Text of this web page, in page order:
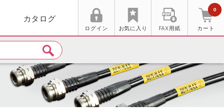
カタログ
ログイン お気に入り FAX用紙 カート
0